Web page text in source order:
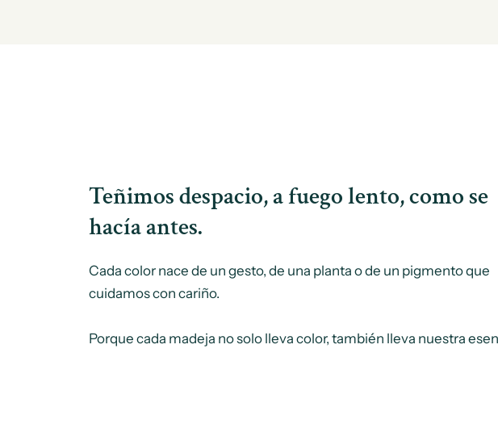
Teñimos despacio, a fuego lento, como se
hacía antes.
Cada color nace de un gesto, de una planta o de un pigmento que
cuidamos con cariño.
Porque cada madeja no solo lleva color, también lleva nuestra